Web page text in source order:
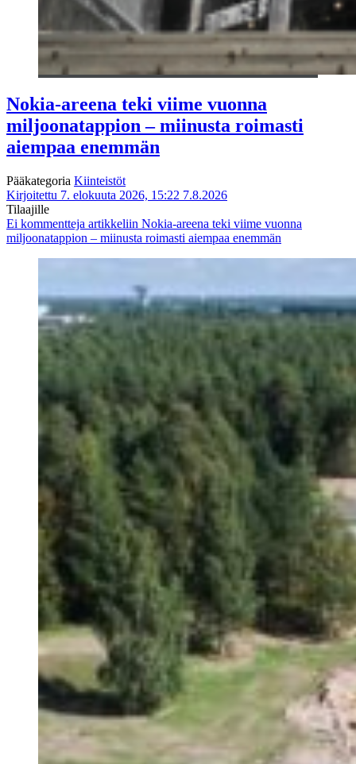
Nokia-areena teki viime vuonna
miljoonatappion – miinusta roimasti
aiempaa enemmän
Pääkategoria Kiinteistöt
Kirjoitettu 7. elokuuta 2026, 15:22 7.8.2026
Tilaajille
Ei kommentteja artikkeliin Nokia-areena teki viime vuonna
miljoonatappion – miinusta roimasti aiempaa enemmän